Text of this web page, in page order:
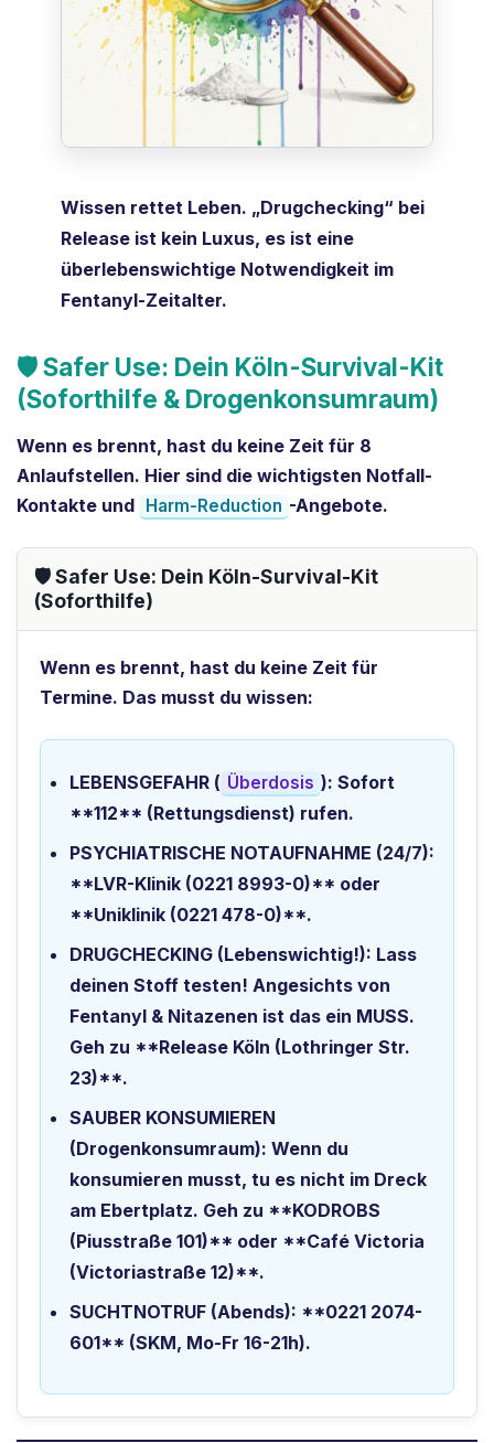
Wissen rettet Leben. „Drugchecking“ bei
Release ist kein Luxus, es ist eine
überlebenswichtige Notwendigkeit im
Fentanyl-Zeitalter.
🛡️ Safer Use: Dein Köln-Survival-Kit
(Soforthilfe & Drogenkonsumraum)
Wenn es brennt, hast du keine Zeit für 8
Anlaufstellen. Hier sind die wichtigsten Notfall-
Kontakte und Harm-Reduction -Angebote.
🛡️ Safer Use: Dein Köln-Survival-Kit
(Soforthilfe)
Wenn es brennt, hast du keine Zeit für
Termine. Das musst du wissen:
LEBENSGEFAHR ( Überdosis ): Sofort
**112** (Rettungsdienst) rufen.
PSYCHIATRISCHE NOTAUFNAHME (24/7):
**LVR-Klinik (0221 8993-0)** oder
**Uniklinik (0221 478-0)**.
DRUGCHECKING (Lebenswichtig!): Lass
deinen Stoff testen! Angesichts von
Fentanyl & Nitazenen ist das ein MUSS.
Geh zu **Release Köln (Lothringer Str.
23)**.
SAUBER KONSUMIEREN
(Drogenkonsumraum): Wenn du
konsumieren musst, tu es nicht im Dreck
am Ebertplatz. Geh zu **KODROBS
(Piusstraße 101)** oder **Café Victoria
(Victoriastraße 12)**.
SUCHTNOTRUF (Abends): **0221 2074-
601** (SKM, Mo-Fr 16-21h).